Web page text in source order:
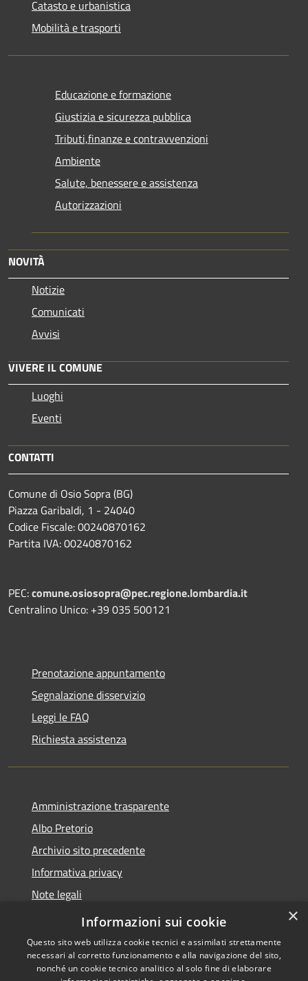
Catasto e urbanistica
Mobilità e trasporti
Educazione e formazione
Giustizia e sicurezza pubblica
Tributi,finanze e contravvenzioni
Ambiente
Salute, benessere e assistenza
Autorizzazioni
NOVITÀ
Notizie
Comunicati
Avvisi
VIVERE IL COMUNE
Luoghi
Eventi
CONTATTI
Comune di Osio Sopra (BG)
Piazza Garibaldi, 1 - 24040
Codice Fiscale: 00240870162
Partita IVA: 00240870162
PEC:comune.osiosopra@pec.regione.lombardia.it
Centralino Unico: +39 035 500121
Prenotazione appuntamento
Segnalazione disservizio
Leggi le FAQ
Richiesta assistenza
Amministrazione trasparente
Albo Pretorio
Archivio sito precedente
Informativa privacy
Note legali
Dichiarazione di accessibilità
×
Informazioni sui cookie
Questo sito web utilizza cookie tecnici e assimilati strettamente
necessari al corretto funzionamento e alla navigazione del sito,
nonché un cookie tecnico analitico al solo fine di elaborare